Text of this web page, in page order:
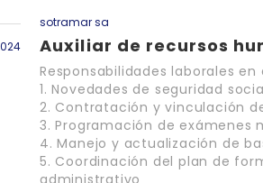
sotramar sa
Auxiliar de recursos
Responsabilidades laborales
1. Novedades de seguridad
2. Contratación y vinculación
3. Programación de exámenes
4. Manejo y actualización de
5. Coordinación del plan de
administrativo